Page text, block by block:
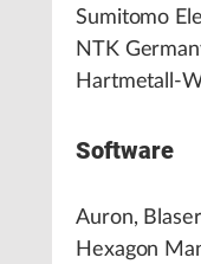
Sumitomo
NTK
Hartmetall-
Software
Auron,
Hexagon